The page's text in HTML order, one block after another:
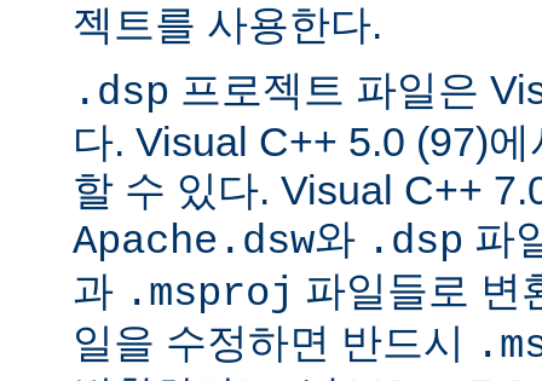
젝트를 사용한다.
.dsp 프로젝트 파일은
다. Visual C++ 5.0 (97)
할 수 있다. Visual C++
Apache.dsw와 .dsp 파
과 .msproj 파일들로 변
일을 수정하면 반드시